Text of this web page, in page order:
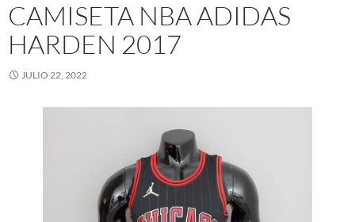
CAMISETA NBA ADIDAS
HARDEN 2017
JULIO 22, 2022